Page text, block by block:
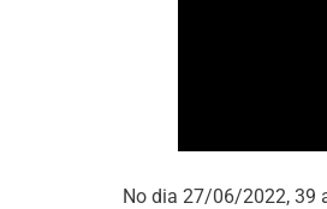
No dia 27/06/2022, 39